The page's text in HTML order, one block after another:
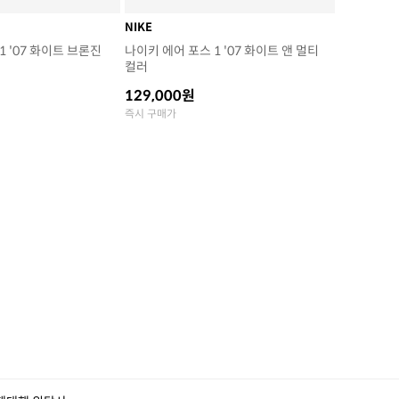
'07 화이트 브론진
NIKE
나이키 에어 포스 1 '07 화이트 앤 멀티
컬러
129,000원
즉시 구매가